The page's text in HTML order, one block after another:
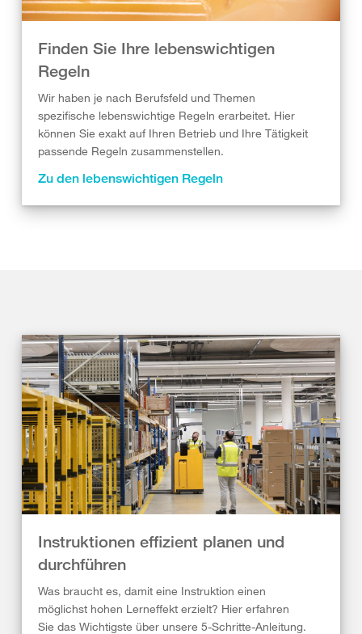
Finden Sie Ihre lebenswichtigen
Regeln
Wir haben je nach Berufsfeld und Themen
spezifische lebenswichtige Regeln erarbeitet. Hier
können Sie exakt auf Ihren Betrieb und Ihre Tätigkeit
passende Regeln zusammenstellen.
Zu den lebenswichtigen Regeln
Instruktionen effizient planen und
durchführen
Was braucht es, damit eine Instruktion einen
möglichst hohen Lerneffekt erzielt? Hier erfahren
Sie das Wichtigste über unsere 5-Schritte-Anleitung.